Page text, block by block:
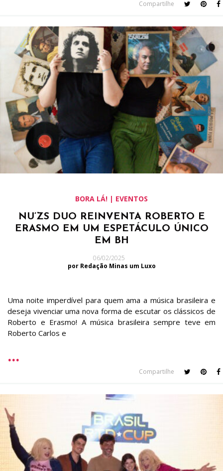
Compartilhe
BORA LÁ! | EVENTOS
NU’ZS DUO REINVENTA ROBERTO E
ERASMO EM UM ESPETÁCULO ÚNICO
EM BH
06/02/2025
por Redação Minas um Luxo
Uma noite imperdível para quem ama a música brasileira e
deseja vivenciar uma nova forma de escutar os clássicos de
Roberto e Erasmo! A música brasileira sempre teve em
Roberto Carlos e
Compartilhe